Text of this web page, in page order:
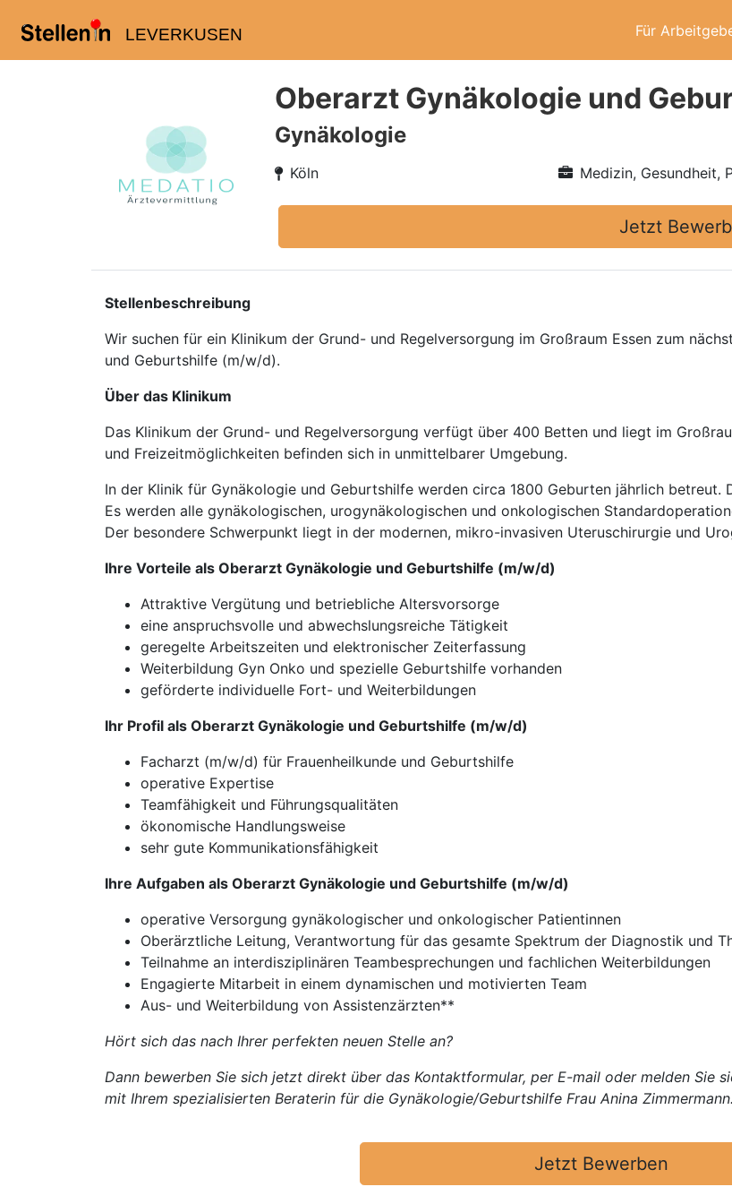
LEVERKUSEN Für
Oberarzt Gynäkologie und
Gynäkologie
Köln Medizin, Gesundheit,
Jetzt
Stellenbeschreibung
Wir suchen für ein Klinikum der Grund- und Regelversorgung im Großraum Essen zum
und Geburtshilfe (m/w/d).
Über das Klinikum
Das Klinikum der Grund- und Regelversorgung verfügt über 400 Betten und liegt im
und Freizeitmöglichkeiten befinden sich in unmittelbarer Umgebung.
In der Klinik für Gynäkologie und Geburtshilfe werden circa 1800 Geburten jährlich
Es werden alle gynäkologischen, urogynäkologischen und onkologischen
Der besondere Schwerpunkt liegt in der modernen, mikro-invasiven Uteruschirurgie und
Ihre Vorteile als Oberarzt Gynäkologie und Geburtshilfe (m/w/d)
Attraktive Vergütung und betriebliche Altersvorsorge
eine anspruchsvolle und abwechslungsreiche Tätigkeit
geregelte Arbeitszeiten und elektronischer Zeiterfassung
Weiterbildung Gyn Onko und spezielle Geburtshilfe vorhanden
geförderte individuelle Fort- und Weiterbildungen
Ihr Profil als Oberarzt Gynäkologie und Geburtshilfe (m/w/d)
Facharzt (m/w/d) für Frauenheilkunde und Geburtshilfe
operative Expertise
Teamfähigkeit und Führungsqualitäten
ökonomische Handlungsweise
sehr gute Kommunikationsfähigkeit
Ihre Aufgaben als Oberarzt Gynäkologie und Geburtshilfe (m/w/d)
operative Versorgung gynäkologischer und onkologischer Patientinnen
Oberärztliche Leitung, Verantwortung für das gesamte Spektrum der Diagnostik und
Teilnahme an interdisziplinären Teambesprechungen und fachlichen Weiterbildungen
Engagierte Mitarbeit in einem dynamischen und motivierten Team
Aus- und Weiterbildung von Assistenzärzten**
Hört sich das nach Ihrer perfekten neuen Stelle an?
Dann bewerben Sie sich jetzt direkt über das Kontaktformular, per E-mail oder melden Sie
mit Ihrem spezialisierten Beraterin für die Gynäkologie/Geburtshilfe Frau Anina Zimmermann.
Jetzt Bewerben